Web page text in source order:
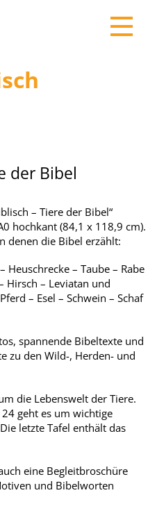
der Bibel
– Tiere der Bibel“
hochkant (84,1 x 118,9 cm).
denen die Bibel erzählt:
Heuschrecke – Taube – Rabe
Hirsch – Leviatan und
– Esel – Schwein – Schaf
spannende Bibeltexte und
zu den Wild-, Herden- und
die Lebenswelt der Tiere.
geht es um wichtige
letzte Tafel enthält das
eine Begleitbroschüre
und Bibelworten